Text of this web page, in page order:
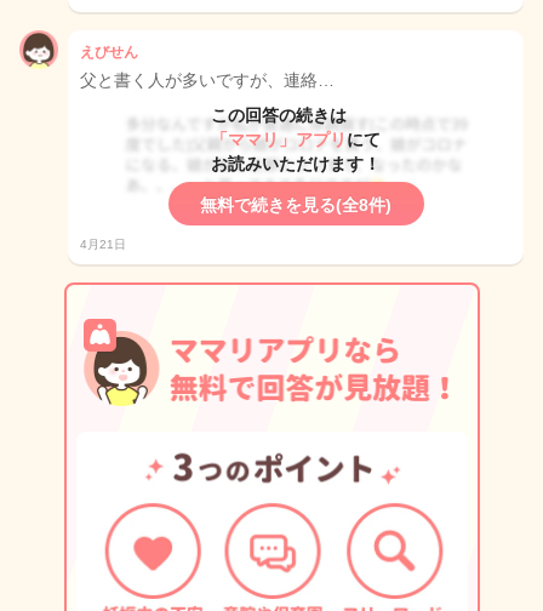
えびせん
父と書く人が多いですが、連絡…
この回答の続きは
「ママリ」アプリ にて
お読みいただけます！
無料で続きを見る(全8件)
4月21日